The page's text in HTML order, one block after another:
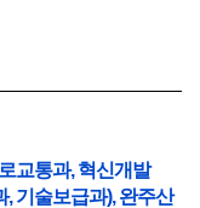
교통과, 혁신개발
기술보급과), 완주산